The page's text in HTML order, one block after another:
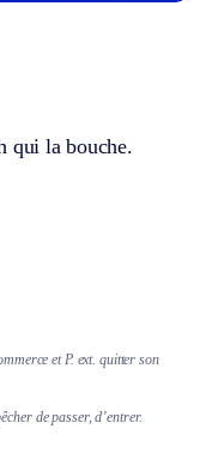
qui la bouche.
etP. ext. quitter son
de passer, d’entrer.